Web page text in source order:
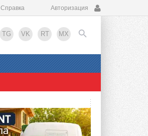
Справка Авторизация
TG VK RT MX
EN